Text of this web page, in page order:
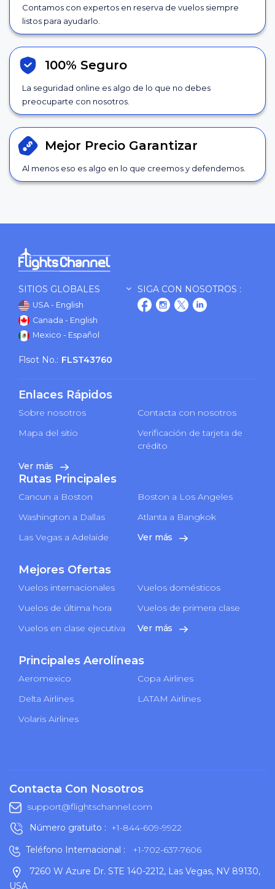
Contamos con expertos en reserva de vuelos siempre
listos para ayudarlo.
100% Seguro
La seguridad online es algo de lo que no debes
preocuparte con nosotros.
Mejor Precio Garantizar
Al menos eso es algo en lo que creemos y defendemos.
SITIOS GLOBALES
USA - English
Canada - English
Mexico - Español
SIGA CON NOSOTROS :
Flsot No.: FLST43760
Enlaces Rápidos
Sobre nosotros
Contacta con nosotros
Mapa del sitio
Verificación de tarjeta de
crédito
Ver más
Rutas Principales
Cancun a Boston
Boston a Los Angeles
Washington a Dallas
Atlanta a Bangkok
Las Vegas a Adelaide
Ver más
Mejores Ofertas
Vuelos internacionales
Vuelos domésticos
Vuelos de última hora
Vuelos de primera clase
Vuelos en clase ejecutiva
Ver más
Principales Aerolíneas
Aeromexico
Copa Airlines
Delta Airlines
LATAM Airlines
Volaris Airlines
Contacta Con Nosotros
support@flightschannel.com
Número gratuito : +1-844-609-9922
Teléfono Internacional :
+1-702-637-7606
7260 W Azure Dr. STE 140-2212, Las Vegas, NV 89130,
USA